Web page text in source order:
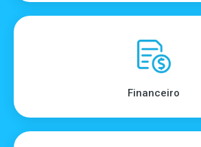
Financeiro